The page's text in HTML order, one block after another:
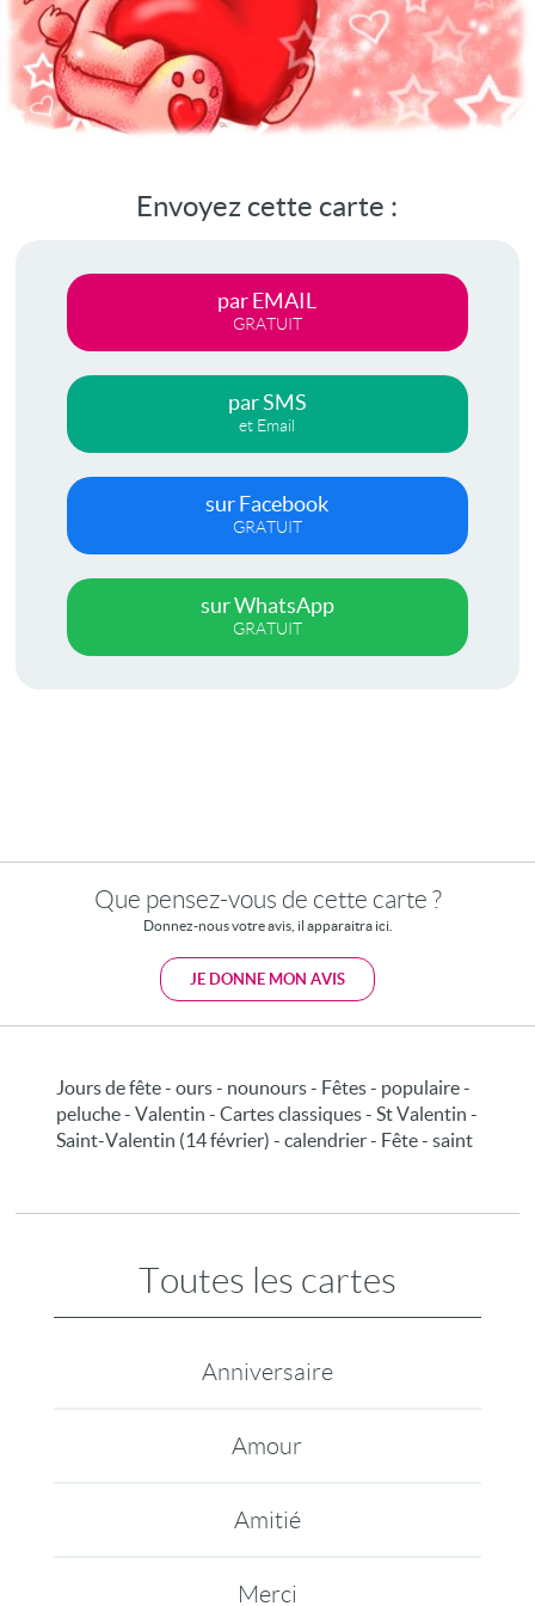
Envoyez cette carte :
par EMAIL
GRATUIT
par SMS
et Email
sur Facebook
GRATUIT
sur WhatsApp
GRATUIT
Que pensez-vous de cette carte ?
Donnez-nous votre avis, il apparaitra ici.
JE DONNE MON AVIS
Jours de fête - ours - nounours - Fêtes - populaire -
peluche - Valentin - Cartes classiques - St Valentin -
Saint-Valentin (14 février) - calendrier - Fête - saint
Toutes les cartes
Anniversaire
Amour
Amitié
Merci